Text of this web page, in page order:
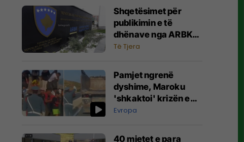
të akuzuarit në
mungesë
Shqetësimet për
publikimin e të
dhënave nga ARBK-
ja, deklarohet MINTI
Të Tjera
Pamjet ngrenë
dyshime, Maroku
'shkaktoi' krizën e
migrantëve në
Evropa
40 mjetet e para